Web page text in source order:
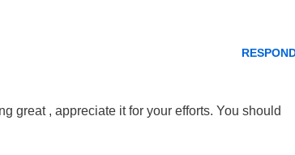
great , appreciate it for your efforts. You should